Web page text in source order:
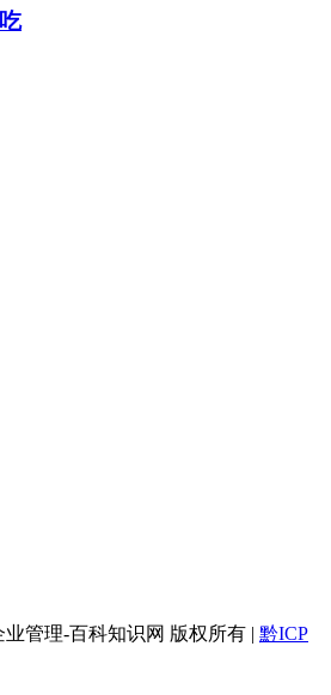
业管理-百科知识网 版权所有 | 黔ICP